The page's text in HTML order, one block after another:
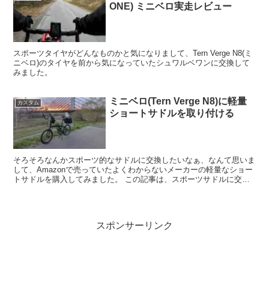
ONE) ミニベロ実走レビュー
スポーツタイヤがどんなものかと気になりまして、Tern Verge N8(ミ
ニベロ)のタイヤを前から気になっていたシュワルベワンに交換して
みました。
カスタム
ミニベロ(Tern Verge N8)に軽量
ショートサドルを取り付ける
そろそろなんかスポーツ的なサドルに交換したいなぁ、なんて思いま
して、Amazonで売っていたよくわからないメーカーの軽量なショー
トサドルを購入してみました。 この記事は、スポーツサドルに交換
スポンサーリンク